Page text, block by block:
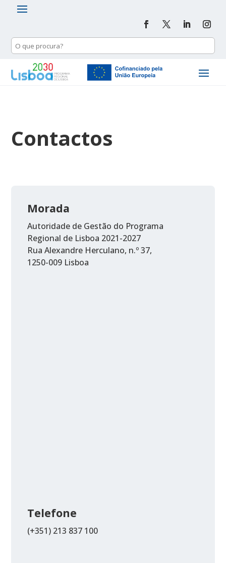
Contactos
Morada
Autoridade de Gestão do Programa
Regional de Lisboa 2021-2027
Rua Alexandre Herculano, n.º 37,
1250-009 Lisboa
Telefone
(+351) 213 837 100